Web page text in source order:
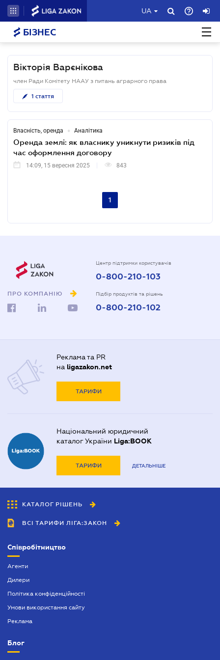
UA
БІЗНЕС
Вікторія Варєнікова
член Ради Комітету НААУ з питань аграрного права
1 стаття
Власність, оренда • Аналітика
Оренда землі: як власнику уникнути ризиків під
час оформлення договору
14:09, 15 вересня 2025 843
1
ПРО КОМПАНІЮ
Центр підтримки користувачів
0-800-210-103
Підбір продуктів та рішень
0-800-210-102
Реклама та PR
на ligazakon.net
ТАРИФИ
Національний юридичний
каталог України Liga:BOOK
ТАРИФИ ДЕТАЛЬНІШЕ
КАТАЛОГ РІШЕНЬ
ВСІ ТАРИФИ ЛІГА:ЗАКОН
Співробітництво
Агенти
Дилери
Політика конфіденційності
Умови використання сайту
Реклама
Блог